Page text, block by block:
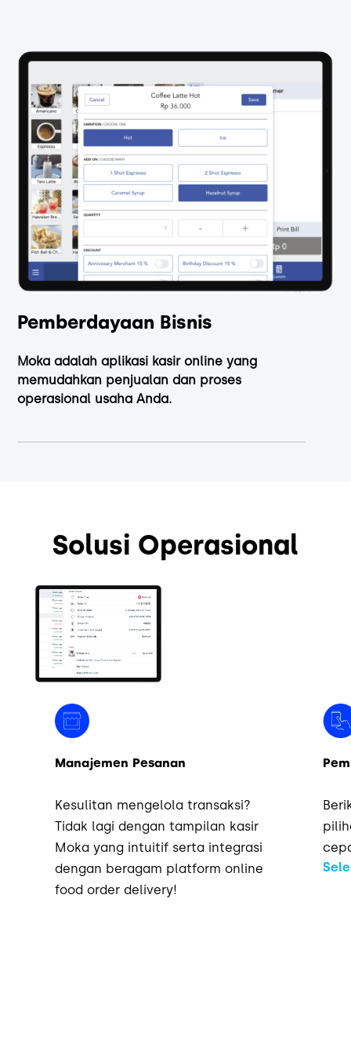
Pemberdayaan Bisnis
Moka adalah aplikasi kasir online yang
memudahkan penjualan dan proses
operasional usaha Anda.
Solusi Operasional
Manajemen Pesanan
Kesulitan mengelola transaksi?
Tidak lagi dengan tampilan kasir
Moka yang intuitif serta integrasi
dengan beragam platform online
food order delivery!